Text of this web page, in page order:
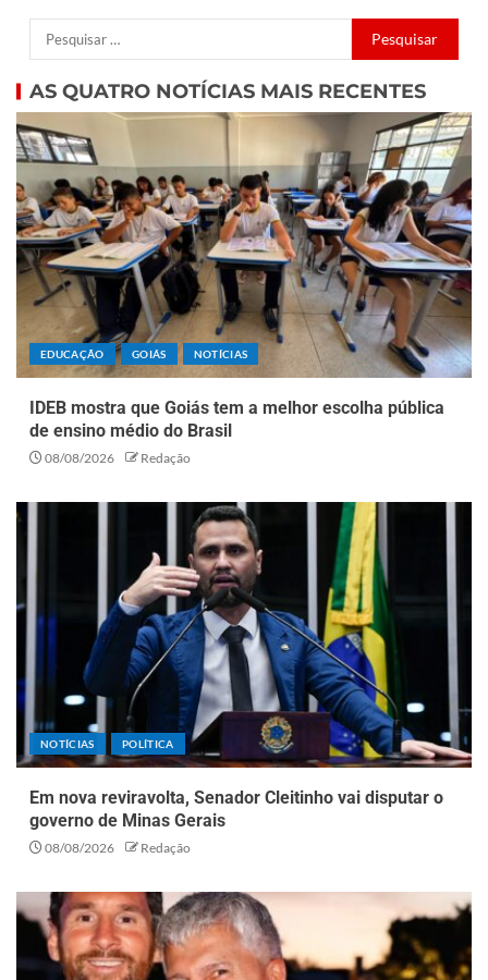
AS QUATRO NOTÍCIAS MAIS RECENTES
EDUCAÇÃO GOIÁS NOTÍCIAS
IDEB mostra que Goiás tem a melhor escolha pública
de ensino médio do Brasil
08/08/2026 Redação
NOTÍCIAS POLÍTICA
Em nova reviravolta, Senador Cleitinho vai disputar o
governo de Minas Gerais
08/08/2026 Redação